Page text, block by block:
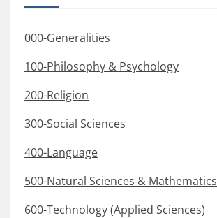
000-Generalities
100-Philosophy & Psychology
200-Religion
300-Social Sciences
400-Language
500-Natural Sciences & Mathematics
600-Technology (Applied Sciences)